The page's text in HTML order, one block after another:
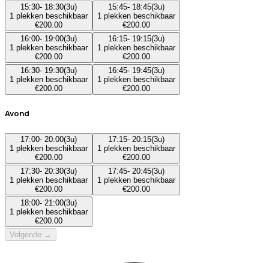
15:30- 18:30(3u)
1 plekken beschikbaar
€200.00
15:45- 18:45(3u)
1 plekken beschikbaar
€200.00
16:00- 19:00(3u)
1 plekken beschikbaar
€200.00
16:15- 19:15(3u)
1 plekken beschikbaar
€200.00
16:30- 19:30(3u)
1 plekken beschikbaar
€200.00
16:45- 19:45(3u)
1 plekken beschikbaar
€200.00
Avond
17:00- 20:00(3u)
1 plekken beschikbaar
€200.00
17:15- 20:15(3u)
1 plekken beschikbaar
€200.00
17:30- 20:30(3u)
1 plekken beschikbaar
€200.00
17:45- 20:45(3u)
1 plekken beschikbaar
€200.00
18:00- 21:00(3u)
1 plekken beschikbaar
€200.00
Volgende →